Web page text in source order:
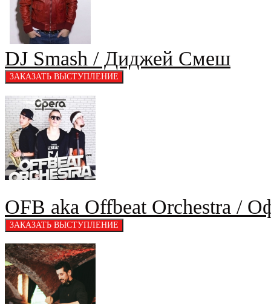
DJ Smash / Диджей Смеш
OFB aka Offbeat Orchestra /